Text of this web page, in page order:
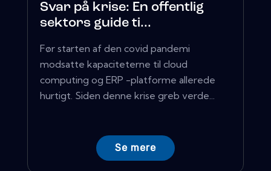
Svar på krise: En offentlig
sektors guide ti...
Før starten af ​​den covid pandemi
modsatte kapaciteterne til cloud
computing og ERP -platforme allerede
hurtigt. Siden denne krise greb verde...
Se mere